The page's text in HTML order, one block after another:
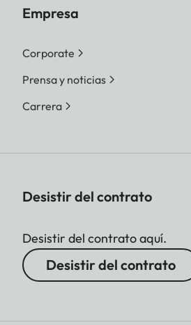
Empresa
Corporate
Prensa y noticias
Carrera
Desistir del contrato
Desistir del contrato aquí.
Desistir del contrato